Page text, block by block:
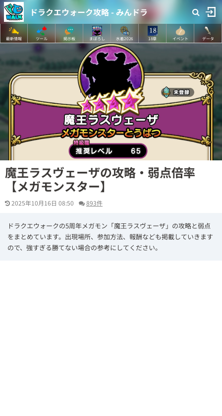
ドラクエウォーク攻略 - みんドラ
最新情報 ツール 掲示板 まぼろし 水着2026 18章 イベント データ
魔王ラスヴェーザの攻略・弱点倍率
【メガモンスター】
2025年10月16日 08:50 893件
ドラクエウォークの5周年メガモン「魔王ラスヴェーザ」の攻略と弱点
をまとめています。出現場所、参加方法、報酬なども掲載していきます
ので、強すぎる勝てない場合の参考にしてください。